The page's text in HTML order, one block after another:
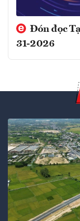
Đón đọc
31-2026